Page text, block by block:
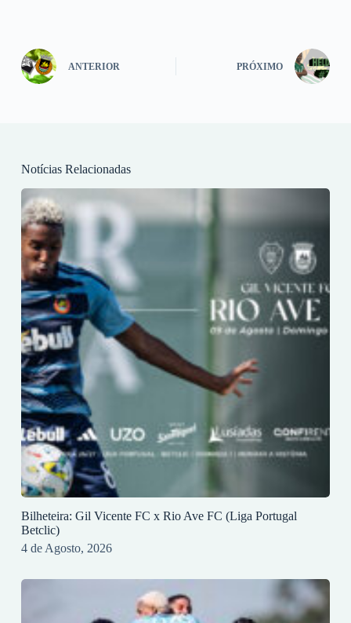
ANTERIOR PRÓXIMO
Notícias Relacionadas
Bilheteira: Gil Vicente FC x Rio Ave FC (Liga Portugal
Betclic)
4 de Agosto, 2026